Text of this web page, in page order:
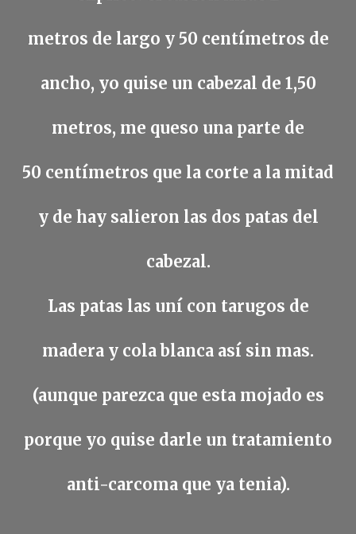
metros de largo y 50 centímetros de
ancho, yo quise un cabezal de 1,50
metros, me queso una parte de
50 centímetros que la corte a la mitad
y de hay salieron las dos patas del
cabezal.
Las patas las uní con tarugos de
madera y cola blanca así sin mas.
(aunque parezca que esta mojado es
porque yo quise darle un tratamiento
anti-carcoma que ya tenia).